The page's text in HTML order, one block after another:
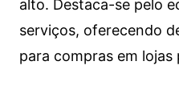
alto. Destaca-se pelo
serviços, oferecendo
para compras em lojas